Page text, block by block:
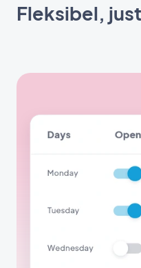
Fleksibel,